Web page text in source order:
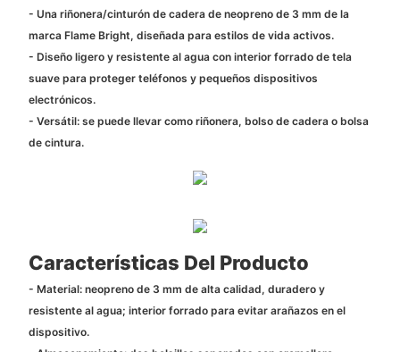
- Una riñonera/cinturón de cadera de neopreno de 3 mm de la
marca Flame Bright, diseñada para estilos de vida activos.
- Diseño ligero y resistente al agua con interior forrado de tela
suave para proteger teléfonos y pequeños dispositivos
electrónicos.
- Versátil: se puede llevar como riñonera, bolso de cadera o bolsa
de cintura.
Características Del Producto
- Material: neopreno de 3 mm de alta calidad, duradero y
resistente al agua; interior forrado para evitar arañazos en el
dispositivo.